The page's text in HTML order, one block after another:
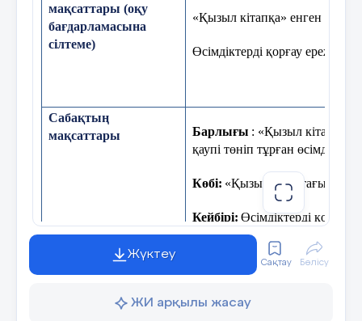
Бағалау
Кері байланыс
мақсаттары (оқу
бағдарламасына
сілтеме)
«Қызыл кітапқа» енген
Өсімдіктерді қорғау
Сабақтың
мақсаттары
Барлығы : «Қызыл кітап»
қаупі төніп тұрған
Көбі: «Қызыл кітаптағы »
Кейбірі: Өсімдіктерді қорғау
Құндылықтарды
дарыту
Оқушылар бойында табиғатқа
арқылы табиғатты қорғауға
Әдебиеттік оқу
Жүктеу
Сақтау Бөлісу
ЖИ арқылы жасау